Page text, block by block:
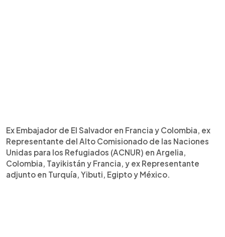
Ex Embajador de El Salvador en Francia y Colombia, ex
Representante del Alto Comisionado de las Naciones
Unidas para los Refugiados (ACNUR) en Argelia,
Colombia, Tayikistán y Francia, y ex Representante
adjunto en Turquía, Yibuti, Egipto y México.